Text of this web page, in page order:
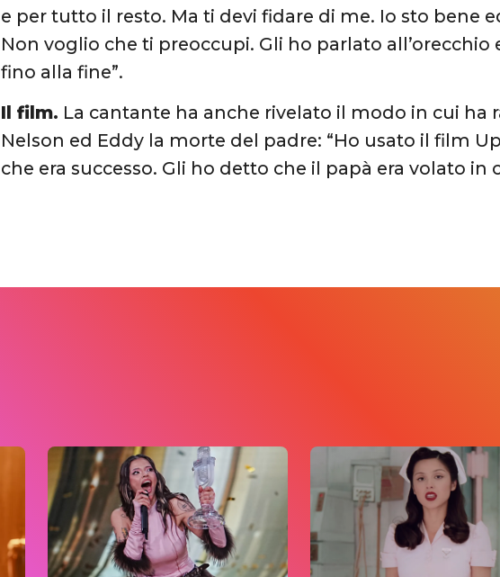
e per tutto il resto. Ma ti devi fidare di me. Io sto bene
Non voglio che ti preoccupi. Gli ho parlato all’orecchio
fino alla fine”.
Il film. La cantante ha anche rivelato il modo in cui ha
Nelson ed Eddy la morte del padre: “Ho usato il film
che era successo. Gli ho detto che il papà era volato in